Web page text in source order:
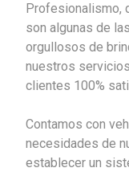
Profesionalismo,
son algunas de
orgullosos de
nuestros
clientes 100%
Contamos con
necesidades de
establecer un